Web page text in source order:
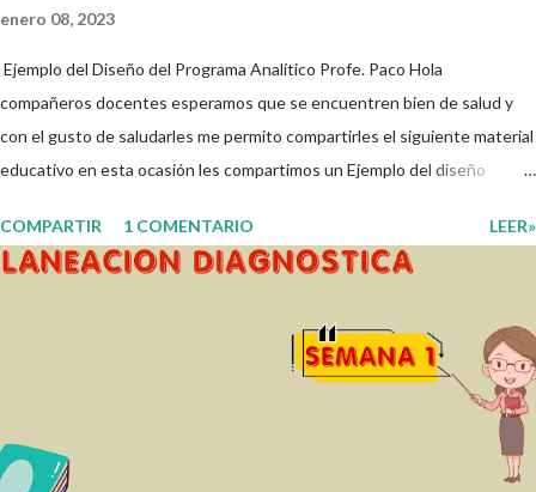
enero 08, 2023
Ejemplo del Diseño del Programa Analítico Profe. Paco Hola
compañeros docentes esperamos que se encuentren bien de salud y
con el gusto de saludarles me permito compartirles el siguiente material
educativo en esta ocasión les compartimos un Ejemplo del diseño
fortalecer los procesos de enseñanza y aprendizaje para que los
alumnos alcacen los niveles de logro educativo. Gracias por seguir a
diferentes materiales que hacen que todo esto sea posible,
recordándoles que nosotros solo los compartimos con fines educativos,
didácticos e informativos. ☺️ Obtén documento completo aquí 👇👇 👇
COMPARTIR 1 COMENTARIO LEER»